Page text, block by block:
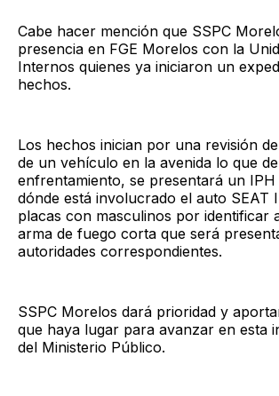
Cabe hacer mención que SSPC
presencia en FGE Morelos con la
Internos quienes ya iniciaron un
hechos.
Los hechos inician por una revisión
de un vehículo en la avenida lo que
enfrentamiento, se presentará un IPH
dónde está involucrado el auto SEAT
placas con masculinos por identificar
arma de fuego corta que será
autoridades correspondientes.
SSPC Morelos dará prioridad y
que haya lugar para avanzar en esta
del Ministerio Público.